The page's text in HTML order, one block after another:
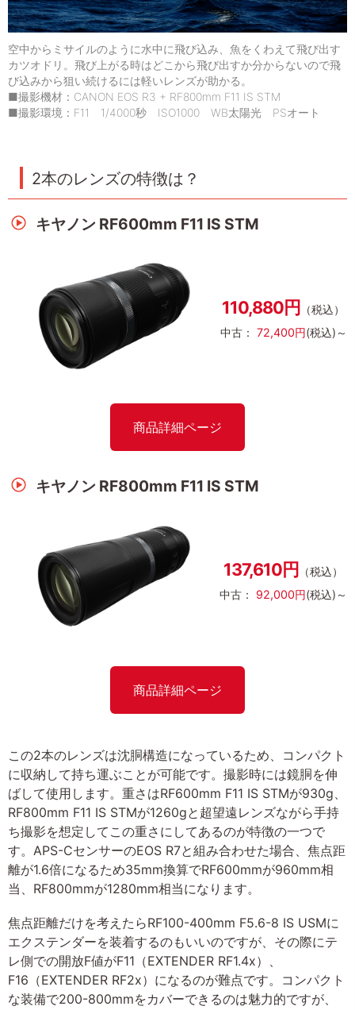
空中からミサイルのように水中に飛び込み、魚をくわえて飛び出す
カツオドリ。飛び上がる時はどこから飛び出すか分からないので飛
び込みから狙い続けるには軽いレンズが助かる。
■撮影機材：CANON EOS R3 + RF800mm F11 IS STM
■撮影環境：F11 1/4000秒 ISO1000 WB太陽光 PSオート
2本のレンズの特徴は？
キヤノン RF600mm F11 IS STM
110,880円 （税込）
中古： 72,400円(税込)～
商品詳細ページ
キヤノン RF800mm F11 IS STM
137,610円
（税込）
中古： 92,000円(税込)～
商品詳細ページ
この2本のレンズは沈胴構造になっているため、コンパクト
に収納して持ち運ぶことが可能です。撮影時には鏡胴を伸
ばして使用します。重さはRF600mm F11 IS STMが930g、
RF800mm F11 IS STMが1260gと超望遠レンズながら手持
ち撮影を想定してこの重さにしてあるのが特徴の一つで
す。APS-CセンサーのEOS R7と組み合わせた場合、焦点距
離が1.6倍になるため35mm換算でRF600mmが960mm相
当、RF800mmが1280mm相当になります。
焦点距離だけを考えたらRF100-400mm F5.6-8 IS USMに
エクステンダーを装着するのもいいのですが、その際にテ
レ側での開放F値がF11（EXTENDER RF1.4x）、
F16（EXTENDER RF2x）になるのが難点です。コンパクト
な装備で200-800mmをカバーできるのは魅力的ですが、